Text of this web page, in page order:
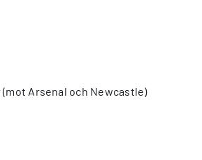
Arsenal och Newcastle)